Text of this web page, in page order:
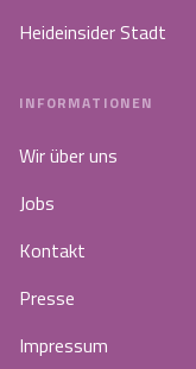
Heideinsider Stadt
INFORMATIONEN
Wir über uns
Jobs
Kontakt
Presse
Impressum